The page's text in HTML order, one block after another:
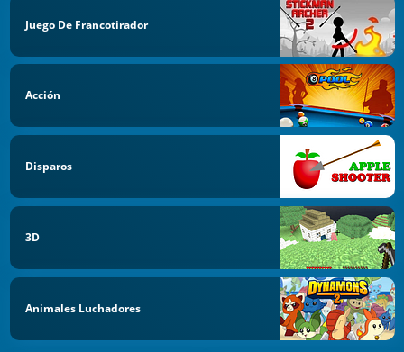
Juego De Francotirador
Acción
Disparos
3D
Animales Luchadores